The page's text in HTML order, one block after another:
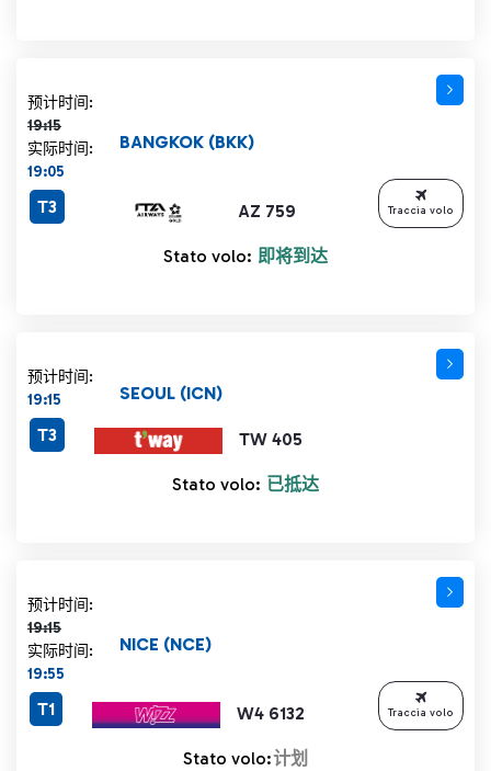
预计时间:
19:15
计划时间 19:15 删除线
实际时间:
19:05
AZ 759
BANGKOK (BKK)
T3
Stato volo: 即将到达
Traccia volo
预计时间:
19:15
TW 405
SEOUL (ICN)
T3
Stato volo: 已抵达
预计时间:
19:15
计划时间 19:15 删除线
实际时间:
19:55
W4 6132
NICE (NCE)
T1
Stato volo:计划
Traccia volo